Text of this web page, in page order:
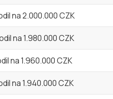
na 2.000.000 CZK
na 1.980.000 CZK
na 1.960.000 CZK
na 1.940.000 CZK